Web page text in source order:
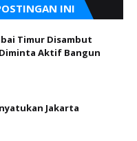
INI
Timur Disambut
Aktif Bangun
Jakarta